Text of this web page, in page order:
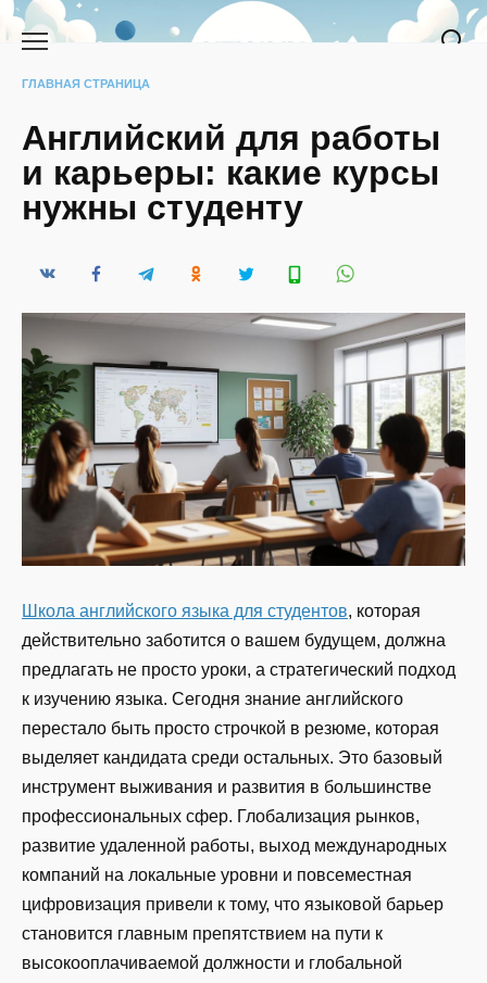
Перейти
ГЛАВНАЯ СТРАНИЦА
Английский для работы
и карьеры: какие курсы
нужны студенту
Школа английского языка для студентов, которая
действительно заботится о вашем будущем, должна
предлагать не просто уроки, а стратегический подход
к изучению языка. Сегодня знание английского
перестало быть просто строчкой в резюме, которая
выделяет кандидата среди остальных. Это базовый
инструмент выживания и развития в большинстве
профессиональных сфер. Глобализация рынков,
развитие удаленной работы, выход международных
компаний на локальные уровни и повсеместная
цифровизация привели к тому, что языковой барьер
становится главным препятствием на пути к
высокооплачиваемой должности и глобальной